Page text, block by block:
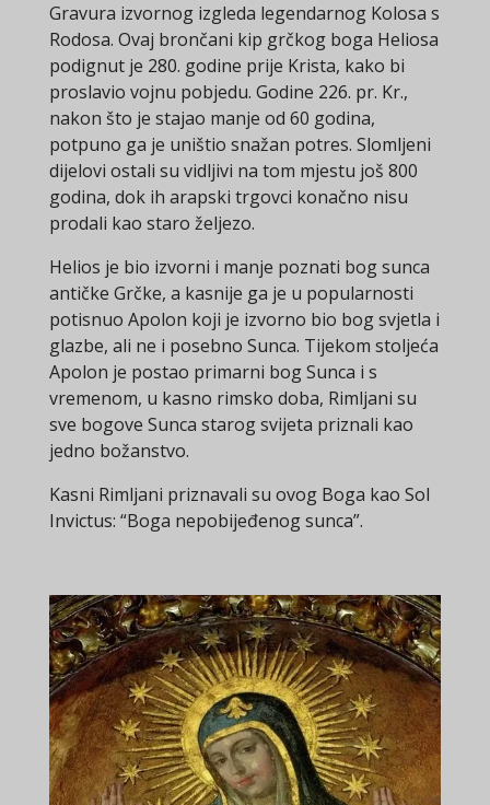
Gravura izvornog izgleda legendarnog Kolosa s
Rodosa. Ovaj brončani kip grčkog boga Heliosa
podignut je 280. godine prije Krista, kako bi
proslavio vojnu pobjedu. Godine 226. pr. Kr.,
nakon što je stajao manje od 60 godina,
potpuno ga je uništio snažan potres. Slomljeni
dijelovi ostali su vidljivi na tom mjestu još 800
godina, dok ih arapski trgovci konačno nisu
prodali kao staro željezo.
Helios je bio izvorni i manje poznati bog sunca
antičke Grčke, a kasnije ga je u popularnosti
potisnuo Apolon koji je izvorno bio bog svjetla i
glazbe, ali ne i posebno Sunca. Tijekom stoljeća
Apolon je postao primarni bog Sunca i s
vremenom, u kasno rimsko doba, Rimljani su
sve bogove Sunca starog svijeta priznali kao
jedno božanstvo.
Kasni Rimljani priznavali su ovog Boga kao Sol
Invictus: “Boga nepobijeđenog sunca”.